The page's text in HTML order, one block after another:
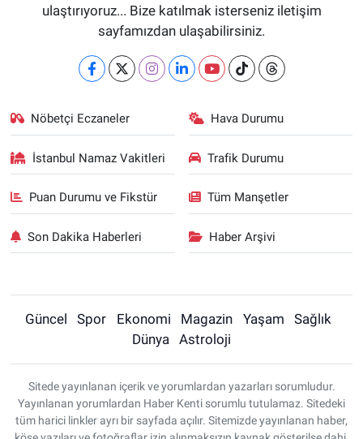
ulaştırıyoruz... Bize katılmak isterseniz iletişim
sayfamızdan ulaşabilirsiniz.
Nöbetçi Eczaneler Hava Durumu
İstanbul Namaz Vakitleri Trafik Durumu
Puan Durumu ve Fikstür Tüm Manşetler
Son Dakika Haberleri Haber Arşivi
Güncel Spor Ekonomi Magazin Yaşam
Sağlık
Dünya
Astroloji
Sitede yayınlanan içerik ve yorumlardan yazarları sorumludur.
Yayınlanan yorumlardan Haber Kenti sorumlu tutulamaz. Sitedeki
tüm harici linkler ayrı bir sayfada açılır. Sitemizde yayınlanan haber,